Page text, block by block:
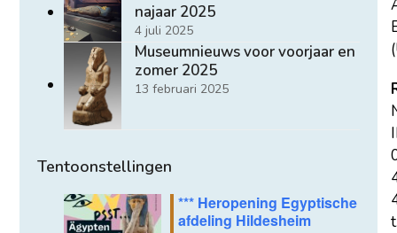
najaar 2025
4 juli 2025
Museumnieuws voor voorjaar en
zomer 2025
13 februari 2025
Tentoonstellingen
*** Heropening Egyptische
afdeling Hildesheim